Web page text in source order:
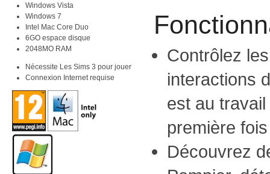
Windows Vista
Windows 7
Intel Mac Core Duo
6GO espace disque
2048MO RAM
Nécessite Les Sims 3 pour jouer
Connexion Internet requise
Contrôlez
interactions
est au
première
Découvrez